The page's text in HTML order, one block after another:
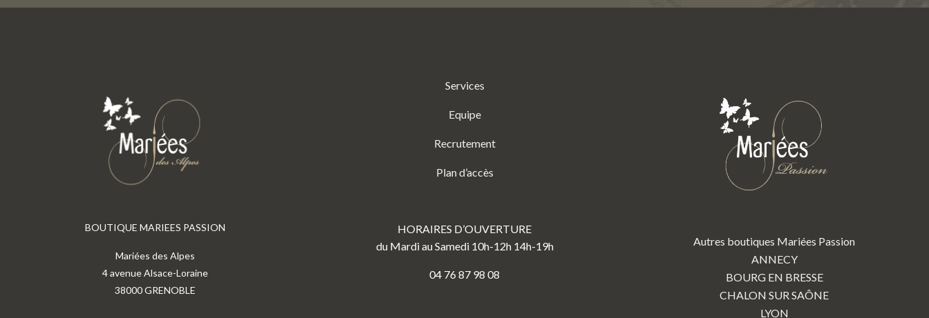
BOUTIQUE MARIEES PASSION
Mariées des Alpes
4 avenue Alsace-Loraine
38000 GRENOBLE
Services
Equipe
Recrutement
Plan d’accès
HORAIRES D’OUVERTURE
du Mardi au Samedi 10h-12h 14h-19h
04 76 87 98 08
Autres boutiques Mariées Passion
ANNECY
BOURG EN BRESSE
CHALON SUR SAÔNE
LYON